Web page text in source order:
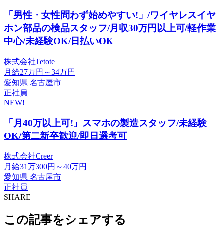
「男性・女性問わず始めやすい!」/ワイヤレスイヤ
ホン部品の検品スタッフ/月収30万円以上可/軽作業
中心/未経験OK/日払いOK
株式会社Tetote
月給27万円～34万円
愛知県 名古屋市
正社員
NEW!
「月40万以上可!」スマホの製造スタッフ/未経験
OK/第二新卒歓迎/即日選考可
株式会社Creer
月給31万300円～40万円
愛知県 名古屋市
正社員
SHARE
この記事をシェアする